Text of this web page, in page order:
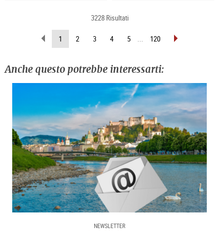
3228 Risultati
sfoglia
indietro
1 (pagina
attuale)
2 3 4 5 ... 120 sfoglia
Anche questo potrebbe interessarti:
NEWSLETTER